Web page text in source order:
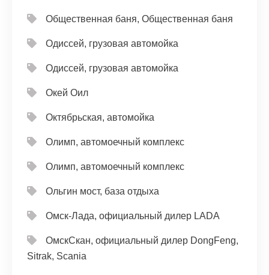
Общественная баня, Общественная баня
Одиссей, грузовая автомойка
Одиссей, грузовая автомойка
Окей Оил
Октябрьская, автомойка
Олимп, автомоечный комплекс
Олимп, автомоечный комплекс
Ольгин мост, база отдыха
Омск-Лада, официальный дилер LADA
ОмскСкан, официальный дилер DongFeng,
Sitrak, Scania